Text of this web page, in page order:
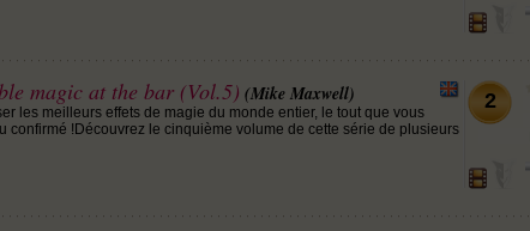
magic at the bar (Vol.5) (Mike Maxwell)
les meilleurs effets de magie du monde entier, le tout que vous
confirmé !Découvrez le cinquième volume de cette série de plusieurs
2